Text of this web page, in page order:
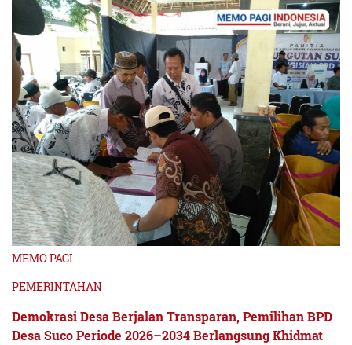
MEMO PAGI
PEMERINTAHAN
Demokrasi Desa Berjalan Transparan, Pemilihan BPD
Desa Suco Periode 2026–2034 Berlangsung Khidmat